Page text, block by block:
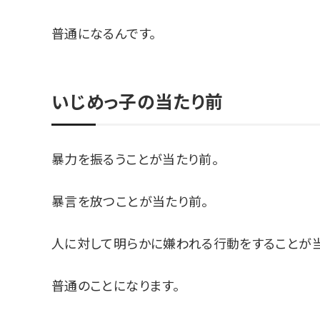
普通になるんです。
いじめっ子の当たり前
暴力を振るうことが当たり前。
暴言を放つことが当たり前。
人に対して明らかに嫌われる行動をすることが
普通のことになります。